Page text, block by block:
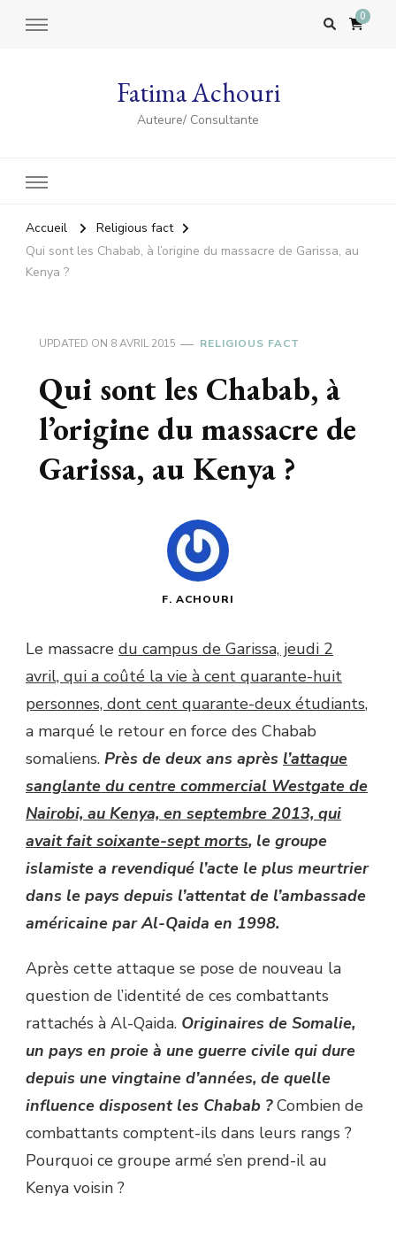
0
Fatima Achouri
Auteure/ Consultante
Accueil
Religious fact
Qui sont les Chabab, à l’origine du massacre de Garissa, au
Kenya ?
UPDATED ON 8 AVRIL 2015 RELIGIOUS FACT
Qui sont les Chabab, à
l’origine du massacre de
Garissa, au Kenya ?
F. ACHOURI
Le massacre du campus de Garissa, jeudi 2
avril, qui a coûté la vie à cent quarante-huit
personnes, dont cent quarante-deux étudiants,
a marqué le retour en force des Chabab
somaliens. Près de deux ans après l’attaque
sanglante du centre commercial Westgate de
Nairobi, au Kenya, en septembre 2013, qui
avait fait soixante-sept morts, le groupe
islamiste a revendiqué l’acte le plus meurtrier
dans le pays depuis l’attentat de l’ambassade
américaine par Al-Qaida en 1998.
Après cette attaque se pose de nouveau la
question de l’identité de ces combattants
rattachés à Al-Qaida. Originaires de Somalie,
un pays en proie à une guerre civile qui dure
depuis une vingtaine d’années, de quelle
influence disposent les Chabab ?Combien de
combattants comptent-ils dans leurs rangs ?
Pourquoi ce groupe armé s’en prend-il au
Kenya voisin ?